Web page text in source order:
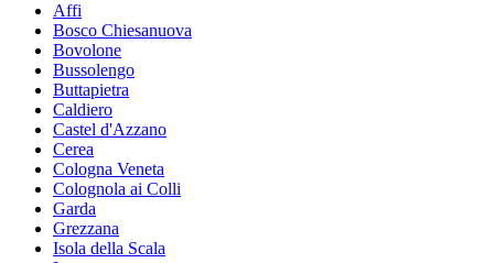
Affi
Bosco Chiesanuova
Bovolone
Bussolengo
Buttapietra
Caldiero
Castel d'Azzano
Cerea
Cologna Veneta
Colognola ai Colli
Garda
Grezzana
Isola della Scala